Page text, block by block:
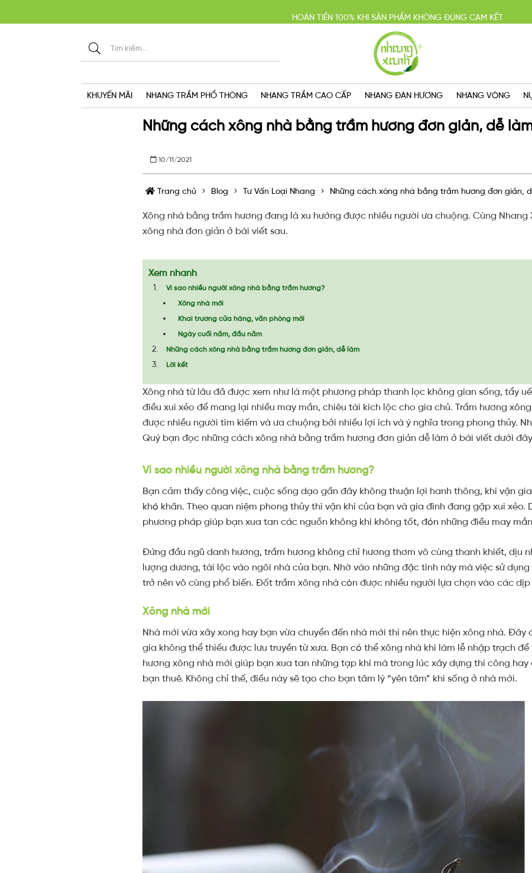
HOÀN TIỀN 100% KHI SẢN PHẨM KHÔNG ĐÚNG CAM KẾT
KHUYẾN MÃI MUA 2 TẶNG 1, MIỄN PHÍ GIAO HÀNG SG VỚI HÓA ĐƠN TRÊN
GIAO HÀNG CẤP TỐC TRONG NGÀY
KHUYẾN MÃI NHANG TRẦM PHỔ THÔNG NHANG TRẦM CAO CẤP NHANG ĐÀN HƯƠNG NHANG VÒNG
Những cách xông nhà bằng trầm hương đơn giản, dễ
10/11/2021
Trang chủ Blog Tư Vấn Loại Nhang Những cách xông nhà bằng trầm hương đơn giản,
Xông nhà bằng trầm hương đang là xu hướng được nhiều người ưa chuộng. Cùng Nhang
xông nhà đơn giản ở bài viết sau.
Xem nhanh
Vì sao nhiều người xông nhà bằng trầm hương?
Xông nhà mới
Khai trương cửa hàng, văn phòng mới
Ngày cuối năm, đầu năm
Những cách xông nhà bằng trầm hương đơn giản, dễ làm
Lời kết
Xông nhà từ lâu đã được xem như là một phương pháp thanh lọc không gian sống, tẩy
điều xui xẻo để mang lại nhiều may mắn, chiêu tài kích lộc cho gia chủ. Trầm hương
được nhiều người tìm kiếm và ưa chuộng bởi nhiều lợi ích và ý nghĩa trong phong thủy.
Quý bạn đọc những cách xông nhà bằng trầm hương đơn giản dễ làm ở bài viết dưới
Vì sao nhiều người xông nhà bằng trầm hương?
Bạn cảm thấy công việc, cuộc sống dạo gần đây không thuận lợi hanh thông, khí vận
khó khăn. Theo quan niệm phong thủy thì vận khí của bạn và gia đình đang gặp xui xẻo.
phương pháp giúp bạn xua tan các nguồn không khí không tốt, đón những điều may
Đứng đầu ngũ danh hương, trầm hương không chỉ hương thơm vô cùng thanh khiết, dịu
lượng dương, tài lộc vào ngôi nhà của bạn. Nhờ vào những đặc tính này mà việc sử
trở nên vô cùng phổ biến. Đốt trầm xông nhà còn được nhiều người lựa chọn vào các dịp
Xông nhà mới
Nhà mới vừa xây xong hay bạn vừa chuyển đến nhà mới thì nên thực hiện xông nhà. Đây
gia không thể thiếu được lưu truyền từ xưa. Bạn có thể xông nhà khi làm lễ nhập trạch
hương xông nhà mới giúp bạn xua tan những tạp khí mà trong lúc xây dựng thi công
bạn thuê. Không chỉ thế, điều này sẽ tạo cho bạn tâm lý “yên tâm” khi sống ở nhà mới.